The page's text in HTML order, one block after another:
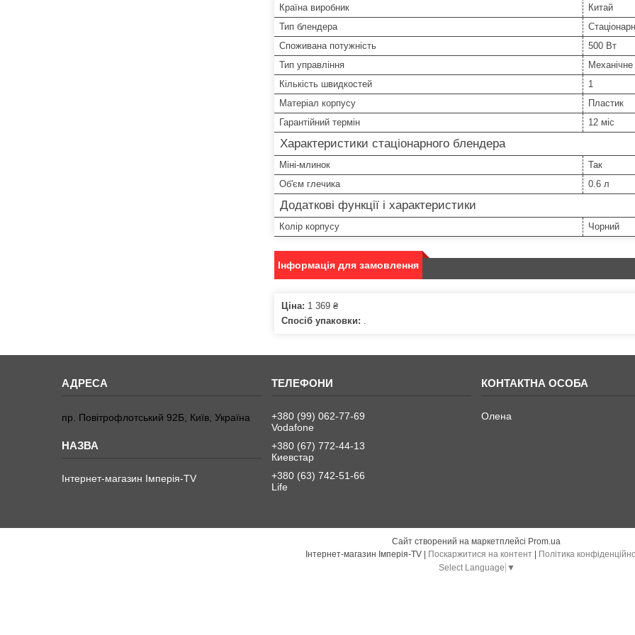
Країна виробник
Китай
Тип блендера
Споживана потужність
500 Вт
Тип управління
Механічне
Кількість швидкостей
1
Матеріал корпусу
Пластик
Гарантійний термін
12 міс
Характеристики стаціонарного блендера
Міні-млинок
Так
Об'єм глечика
0.6 л
Додаткові функції і характеристики
Колір корпусу Чорний
Інформація для замовлення
Ціна: 1 369 ₴
Спосіб упаковки: .
пр. Повітрофлотський 92Б, Київ, Україна
Інтернет-магазин Імперія-TV
+380 (99) 062-77-69
Vodafone
+380 (67) 772-44-13
Киевстар
+380 (63) 742-51-66
Life
Олена
Сайт створений на маркетплейсі Prom.ua
Поскаржитися на контент
Політика
Select Language ▼